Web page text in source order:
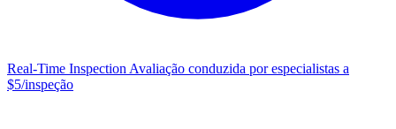
Real-Time Inspection Avaliação conduzida por especialistas a
$5/inspeção